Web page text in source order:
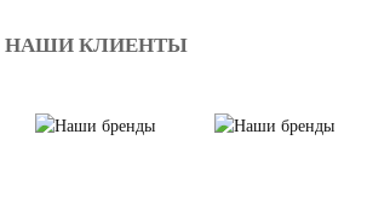
НАШИ КЛИЕНТЫ